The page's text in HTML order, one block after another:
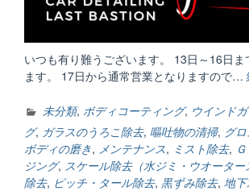
いつも有り難うございます。 13日～16日ま
ます。 17日から通常営業となりますので…
未分類, ボディコーティング, ウインド
グ, ガラスのうろこ除去, 嘔吐物の清掃, グ
ボディの磨き, メンテナンス, ミスト除去,
ジング, スケール除去（水ジミ・ウオーター
除去, ピッチ・タール除去, 黒ずみ除去, 地